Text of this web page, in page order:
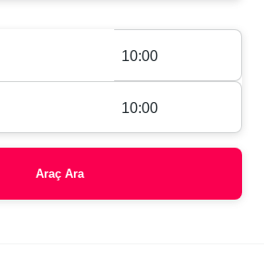
10:00
10:00
Araç Ara